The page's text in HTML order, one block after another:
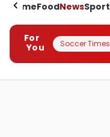
HomeFoodNewsSport
For
You
Soccer Times